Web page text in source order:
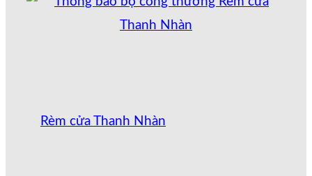
Rèm cửa Thanh Nhàn